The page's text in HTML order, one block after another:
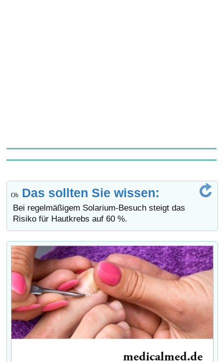
Ob Das sollten Sie wissen:
Bei regelmäßigem Solarium-Besuch steigt das
Risiko für Hautkrebs auf 60 %.